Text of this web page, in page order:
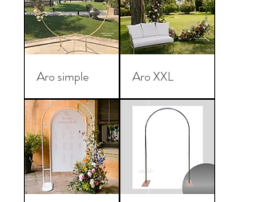
Aro simple Aro XXL